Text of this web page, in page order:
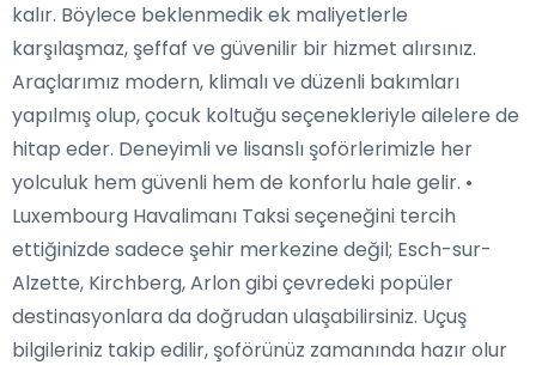
kalır. Böylece beklenmedik ek maliyetlerle
karşılaşmaz, şeffaf ve güvenilir bir hizmet alırsınız.
Araçlarımız modern, klimalı ve düzenli bakımları
yapılmış olup, çocuk koltuğu seçenekleriyle ailelere de
hitap eder. Deneyimli ve lisanslı şoförlerimizle her
yolculuk hem güvenli hem de konforlu hale gelir. •
Luxembourg Havalimanı Taksi seçeneğini tercih
ettiğinizde sadece şehir merkezine değil; Esch-sur-
Alzette, Kirchberg, Arlon gibi çevredeki popüler
destinasyonlara da doğrudan ulaşabilirsiniz. Uçuş
bilgileriniz takip edilir, şoförünüz zamanında hazır olur